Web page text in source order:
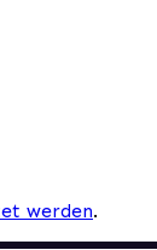
werden.